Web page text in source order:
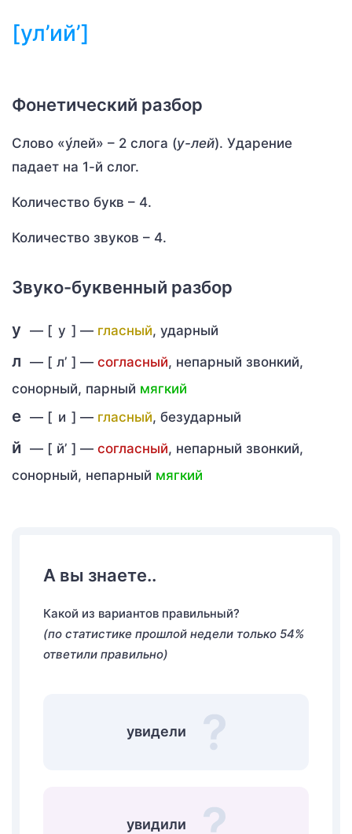
[ул’ий’]
Фонетический разбор
Слово «у́лей» – 2 слога (у-лей). Ударение
падает на 1-й слог.
Количество букв – 4.
Количество звуков – 4.
Звуко-буквенный разбор
у — [ у ] — гласный, ударный
л — [ л’ ] — согласный, непарный звонкий,
сонорный, парный мягкий
е — [ и ] — гласный, безударный
й — [ й’ ] — согласный, непарный звонкий,
сонорный, непарный мягкий
А вы знаете..
Какой из вариантов правильный?
(по статистике прошлой недели только 54%
ответили правильно)
увидели
увидили